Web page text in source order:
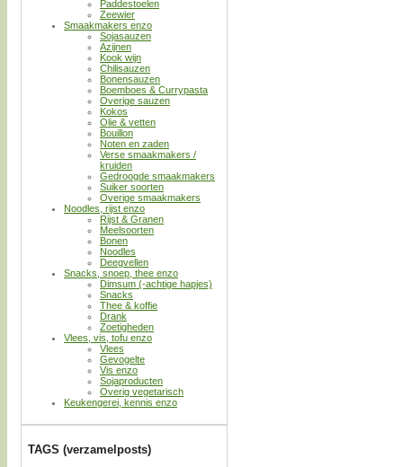
Paddestoelen
Zeewier
Smaakmakers enzo
Sojasauzen
Azijnen
Kook wijn
Chilisauzen
Bonensauzen
Boemboes & Currypasta
Overige sauzen
Kokos
Olie & vetten
Bouillon
Noten en zaden
Verse smaakmakers /
kruiden
Gedroogde smaakmakers
Suiker soorten
Overige smaakmakers
Noodles, rijst enzo
Rijst & Granen
Meelsoorten
Bonen
Noodles
Deegvellen
Snacks, snoep, thee enzo
Dimsum (-achtige hapjes)
Snacks
Thee & koffie
Drank
Zoetigheden
Vlees, vis, tofu enzo
Vlees
Gevogelte
Vis enzo
Sojaproducten
Overig vegetarisch
Keukengerei, kennis enzo
TAGS (verzamelposts)